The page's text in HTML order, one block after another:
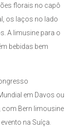
florais no capô
os laços no lado
A limusine para o
bebidas bem
em Davos ou
Bern limousine
na Suíça.